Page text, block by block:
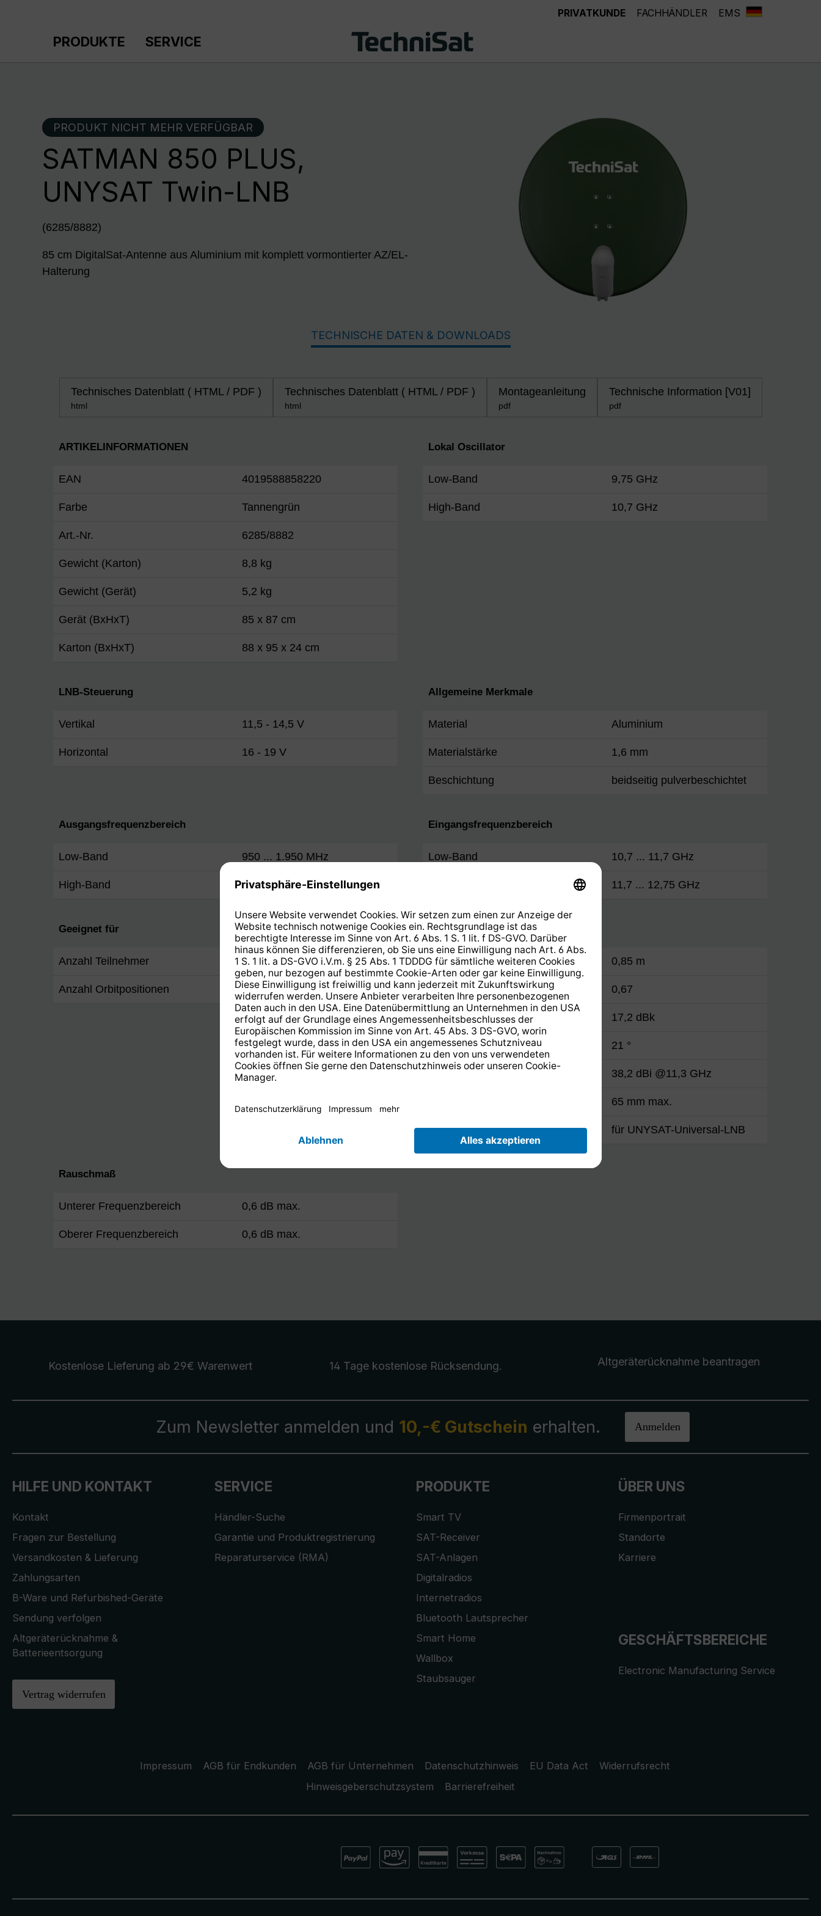
PRIVATKUNDE FACHHÄNDLER EMS
PRODUKTE SERVICE
PRODUKT NICHT MEHR VERFÜGBAR
SATMAN 850 PLUS,
UNYSAT Twin-LNB
(6285/8882)
85 cm DigitalSat-Antenne aus Aluminium mit komplett vormontierter AZ/EL-
Halterung
TECHNISCHE DATEN & DOWNLOADS
Technisches Datenblatt ( HTML / PDF )
html
Technisches Datenblatt ( HTML / PDF )
html
Montageanleitung
pdf
Technische Information [V01]
pdf
ARTIKELINFORMATIONEN
EAN 4019588858220
Farbe Tannengrün
Art.-Nr. 6285/8882
Gewicht (Karton) 8,8 kg
Gewicht (Gerät) 5,2 kg
Gerät (BxHxT) 85 x 87 cm
Karton (BxHxT) 88 x 95 x 24 cm
Lokal Oscillator
Low-Band 9,75 GHz
High-Band 10,7 GHz
LNB-Steuerung
Vertikal 11,5 - 14,5 V
Horizontal 16 - 19 V
Allgemeine Merkmale
Material Aluminium
Materialstärke 1,6 mm
Beschichtung beidseitig pulverbeschichtet
Ausgangsfrequenzbereich
Low-Band 950 ... 1.950 MHz
High-Band 1.100 ... 2.150 MHz
Eingangsfrequenzbereich
Low-Band 10,7 ... 11,7 GHz
11,7 ... 12,75 GHz
Geeignet für
Anzahl Teilnehmer 2
Anzahl Orbitpositionen 1
Technische Daten
Nennmaß 0,85 m
F/D 0,67
G/T 17,2 dBk
Offsetwinkel 21 °
Gewinn 38,2 dBi @11,3 GHz
65 mm max.
Feedaufnahme für UNYSAT-Universal-LNB
Rauschmaß
Unterer Frequenzbereich 0,6 dB max.
Oberer Frequenzbereich 0,6 dB max.
Kostenlose Lieferung ab 29€ Warenwert 14 Tage kostenlose Rücksendung. Altgeräterücknahme beantragen
Zum Newsletter anmelden und 10,-€ Gutschein erhalten. Anmelden
HILFE UND KONTAKT
Kontakt
Fragen zur Bestellung
Versandkosten & Lieferung
Zahlungsarten
B-Ware und Refurbished-Geräte
Sendung verfolgen
Altgeräterücknahme &
Batterieentsorgung
Vertrag widerrufen
SERVICE
Händler-Suche
Garantie und Produktregistrierung
Reparaturservice (RMA)
PRODUKTE
Smart TV
SAT-Receiver
SAT-Anlagen
Digitalradios
Internetradios
Bluetooth Lautsprecher
Smart Home
Wallbox
Staubsauger
ÜBER UNS
Firmenportrait
Standorte
Karriere
GESCHÄFTSBEREICHE
Electronic Manufacturing Service
Impressum AGB für Endkunden AGB für Unternehmen Datenschutzhinweis EU Data Act
Widerrufsrecht
Hinweisgeberschutzsystem
Barrierefreiheit